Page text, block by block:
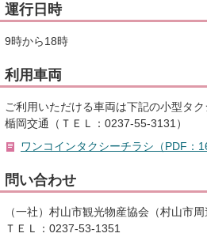
運行日時
9時から18時
利用車両
ご利用いただける車両は下記の小型タク
楯岡交通（ＴＥＬ：0237-55-3131）
ワンコインタクシーチラシ（PDF：
問い合わせ
（一社）村山市観光物産協会（村山市
ＴＥＬ：0237-53-1351